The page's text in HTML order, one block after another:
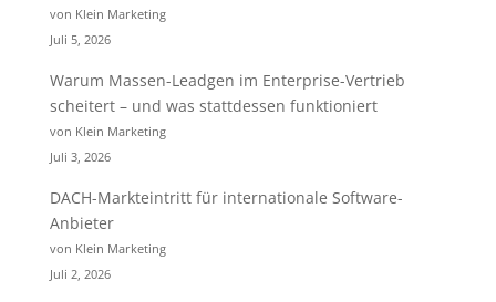
von Klein Marketing
Juli 5, 2026
Warum Massen-Leadgen im Enterprise-Vertrieb
scheitert – und was stattdessen funktioniert
von Klein Marketing
Juli 3, 2026
DACH-Markteintritt für internationale Software-
Anbieter
von Klein Marketing
Juli 2, 2026